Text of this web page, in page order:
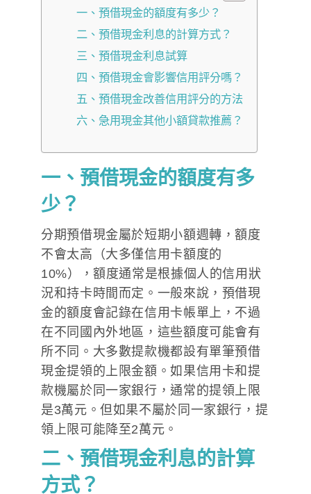
一、預借現金的額度有多少？
二、預借現金利息的計算方式？
三、預借現金利息試算
四、預借現金會影響信用評分嗎？
五、預借現金改善信用評分的方法
六、急用現金其他小額貸款推薦？
一、預借現金的額度有多
少？
分期預借現金屬於短期小額週轉，額度
不會太高（大多僅信用卡額度的
10%），額度通常是根據個人的信用狀
況和持卡時間而定。一般來說，預借現
金的額度會記錄在信用卡帳單上，不過
在不同國內外地區，這些額度可能會有
所不同。大多數提款機都設有單筆預借
現金提領的上限金額。如果信用卡和提
款機屬於同一家銀行，通常的提領上限
是3萬元。但如果不屬於同一家銀行，提
領上限可能降至2萬元。
二、預借現金利息的計算
方式？